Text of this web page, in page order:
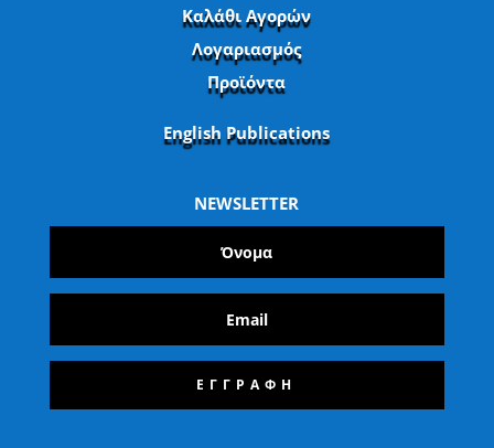
Καλάθι Αγορών
Λογαριασμός
Προϊόντα
English Publications
NEWSLETTER
ΕΓΓΡΑΦΗ